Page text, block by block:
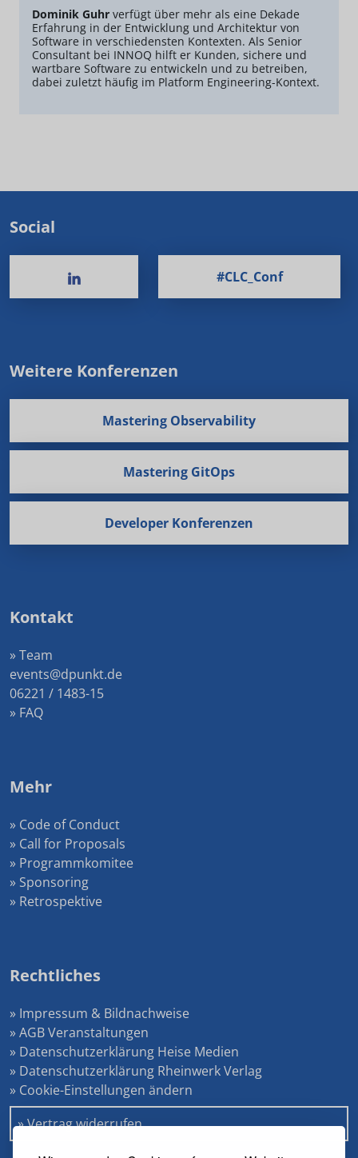
Dominik Guhr verfügt über mehr als eine Dekade
Erfahrung in der Entwicklung und Architektur von
Software in verschiedensten Kontexten. Als Senior
Consultant bei INNOQ hilft er Kunden, sichere und
wartbare Software zu entwickeln und zu betreiben,
dabei zuletzt häufig im Platform Engineering-Kontext.
Social
#CLC_Conf
Weitere Konferenzen
Mastering Observability
Mastering GitOps
Developer Konferenzen
Kontakt
» Team
events@dpunkt.de
06221 / 1483-15
» FAQ
Mehr
» Code of Conduct
» Call for Proposals
» Programmkomitee
» Sponsoring
» Retrospektive
Rechtliches
» Impressum & Bildnachweise
» AGB Veranstaltungen
» Datenschutzerklärung Heise Medien
» Datenschutzerklärung Rheinwerk Verlag
» Cookie-Einstellungen ändern
» Vertrag widerrufen